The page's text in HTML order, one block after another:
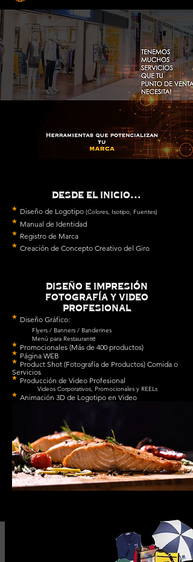
desde el inicio...
* Diseño de Logotipo (Colores, Isotipo, Fuentes)
* Manual de Identidad
* Registro de Marca
* Creación de Concepto Creativo del Giro
diseño e impresión
fotografía y video
profesional
* Diseño Gráfico:
Flyers / Banners / Banderines
Menú para Restaurante
* Promocionales (Más de 400 productos)
* Página WEB
* Product Shot (Fotografía de Productos) Comida o
Servicios
* Producción de Video Profesional
Videos Corporativos, Promocionales y REELs
* Animación 3D de Logotipo en Video